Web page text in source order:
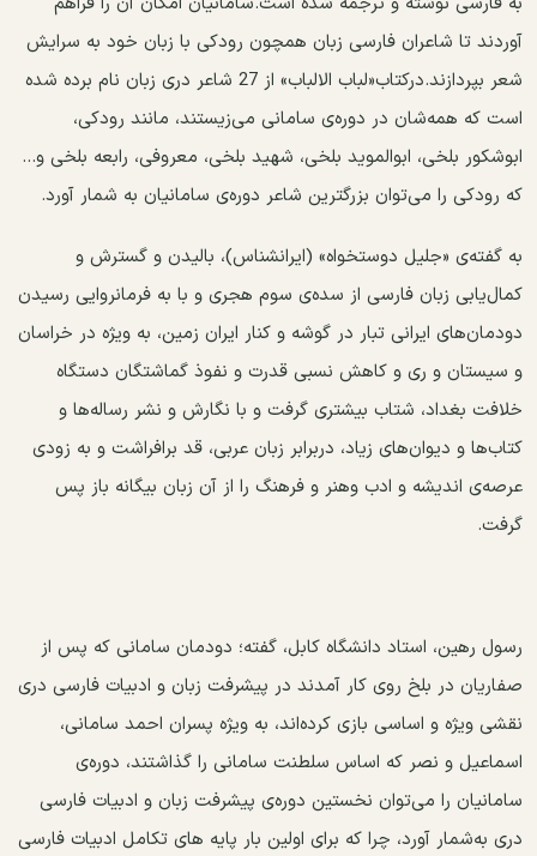
آوردند تا شاعران فارسی زبان همچون رودکی با زبان خود به سرایش
شعر بپردازند.درکتاب«لباب الالباب» از 27 شاعر دری زبان نام برده شده
است که همه‌شان در دوره‌ی سامانی می‌زیستند، مانند رودكی،
ابوشکور بلخی، ابوالموید بلخی، شهید بلخی، معروفی، رابعه بلخی و...
كه رودكی را می‌توان بزرگترین شاعر دوره‌ی سامانیان به شمار آورد.
به گفته‌ی «جلیل دوستخواه» (ایرانشناس)، بالیدن و گسترش و
كمال‌یابی زبان فارسی از سده‌ی سوم هجری و با به فرمانروایی رسیدن
دودمان‌های ایرانی تبار در گوشه و كنار ایران زمین، به ویژه در ‌خراسان
و سیستان و ری و كاهش نسبی‌ قدرت و نفوذ گماشتگان دستگاه
خلافت بغداد، شتاب بیشتری گرفت و با نگارش و نشر رسا‌له‌ها و
كتاب‌ها و دیوان‌های زیاد، دربرابر زبان عربی‏، قد برافراشت و به زودی
عرصه‌ی اندیشه و ادب وهنر و فرهنگ را از آن زبان بیگانه باز پس
گرفت.
رسول رهین، استاد دانشگاه كابل، گفته؛ دودمان سامانی که پس از
صفاریان در بلخ روی کار آمدند در پیشرفت زبان و ادبیات فارسی دری
نقشی ویژه و اساسی بازی کرده‌اند، به ویژه پسران احمد سامانی،
اسماعیل و نصر كه اساس سلطنت سامانی را گذاشتند، دوره‌ی
سامانیان را می‌توان نخستین دوره‌ی پیشرفت زبان و ادبیات فارسی
دری به‌شمار آورد، چرا كه برای اولین بار پایه های تکامل ادبیات فارسی